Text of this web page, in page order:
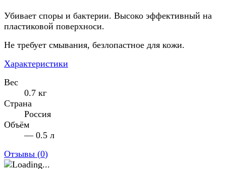
Убивает споры и бактерии. Высоко эффективный на
пластиковой поверхноси.
Не требует смывания, безлопастное для кожи.
Характеристики
Вес
0.7 кг
Страна
Россия
Объём
— 0.5 л
Отзывы (0)